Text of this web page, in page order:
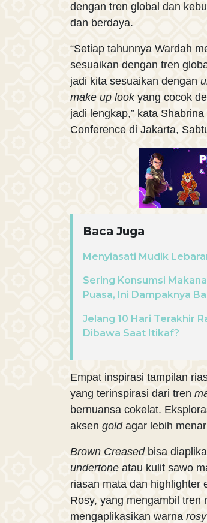
dengan tren global dan
dan berdaya.
“Setiap tahunnya Wardah
sesuaikan dengan tren
jadi kita sesuaikan dengan
make up lookyang cocok
jadi lengkap,” kata
Conference di Jakarta,
Baca Juga
Menyiasati Mudik
Sering Konsumsi
Puasa, Ini Dampaknya
Jelang 10 Hari Terakhir
Dibawa Saat Itikaf?
Empat inspirasi tampilan
yang terinspirasi dari tren
bernuansa cokelat.
aksen goldagar lebih
Brown Creasedbisa
undertone atau kulit sawo
riasan mata dan highlighter
Rosy, yang mengambil tren
mengaplikasikan warna rosy